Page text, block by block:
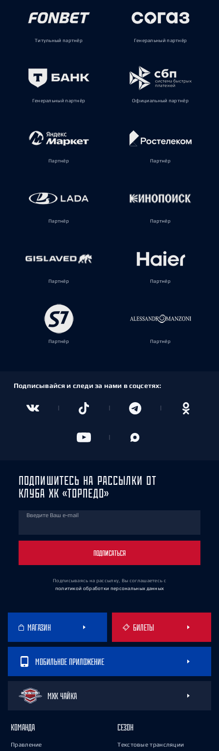
Титульный партнёр Генеральный партнёр
Генеральный партнёр Официальный партнёр
Партнёр Партнёр
Партнёр Партнёр
Партнёр Партнёр
Партнёр Партнёр
Подписывайся и следи за нами в соцсетях:
ПОДПИШИТЕСЬ НА РАССЫЛКИ ОТ
КЛУБА ХК «ТОРПЕДО»
Введите Ваш e-mail
ПОДПИСАТЬСЯ
Подписываясь на рассылку, Вы соглашаетесь с
политикой обработки персональных данных
МАГАЗИН БИЛЕТЫ
МОБИЛЬНОЕ ПРИЛОЖЕНИЕ
МХК ЧАЙКА
КОМАНДА
Правление
СЕЗОН
Текстовые трансляции